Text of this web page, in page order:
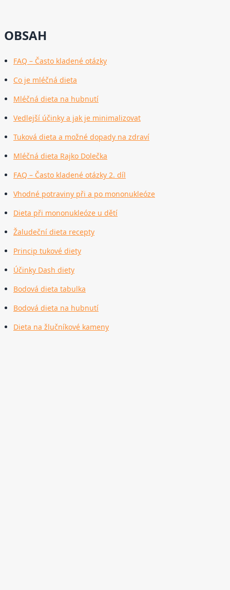
OBSAH
FAQ – Často kladené otázky
Co je mléčná dieta
Mléčná dieta na hubnutí
Vedlejší účinky a jak je minimalizovat
Tuková dieta a možné dopady na zdraví
Mléčná dieta Rajko Dolečka
FAQ – Často kladené otázky 2. díl
Vhodné potraviny při a po mononukleóze
Dieta při mononukleóze u dětí
Žaludeční dieta recepty
Princip tukové diety
Účinky Dash diety
Bodová dieta tabulka
Bodová dieta na hubnutí
Dieta na žlučníkové kameny